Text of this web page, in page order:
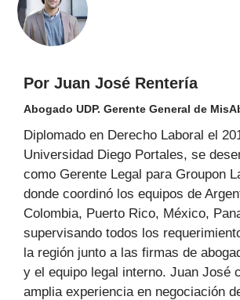
Por Juan José Rentería
Abogado UDP. Gerente General de
Diplomado en Derecho Laboral el
Universidad Diego Portales, se
como Gerente Legal para Groupon
donde coordinó los equipos de
Colombia, Puerto Rico, México,
supervisando todos los
la región junto a las firmas de
y el equipo legal interno. Juan José
amplia experiencia en negociación